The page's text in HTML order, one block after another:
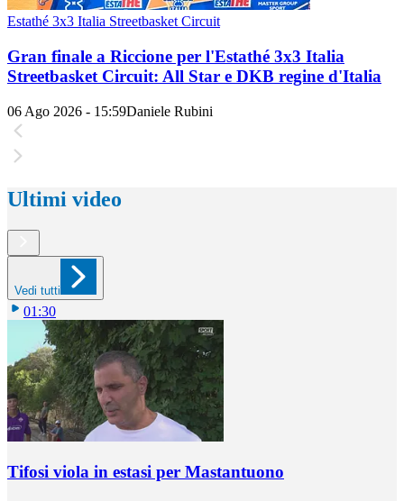
Estathé 3x3 Italia Streetbasket Circuit
Gran finale a Riccione per l'Estathé 3x3 Italia
Streetbasket Circuit: All Star e DKB regine d'Italia
06 Ago 2026 - 15:59Daniele Rubini
Ultimi video
Vedi tutti
01:30
Tifosi viola in estasi per Mastantuono